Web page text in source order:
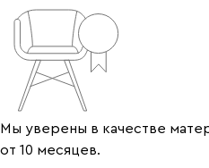
Мы уверены в качестве
от 10 месяцев.